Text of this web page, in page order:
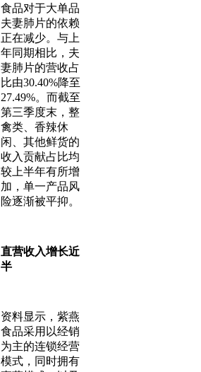
食品对于大单品
夫妻肺片的依赖
正在减少。与上
年同期相比，夫
妻肺片的营收占
比由30.40%降至
27.49%。而截至
第三季度末，整
禽类、香辣休
闲、其他鲜货的
收入贡献占比均
较上半年有所增
加，单一产品风
险逐渐被平抑。
直营收入增长近
半
资料显示，紫燕
食品采用以经销
为主的连锁经营
模式，同时拥有